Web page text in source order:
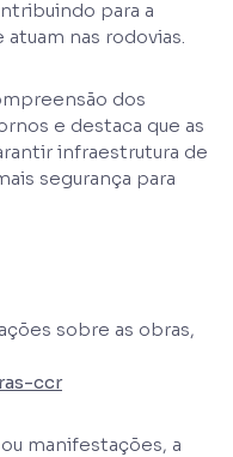
para a
nas rodovias.
dos
e destaca que as
infraestrutura de
segurança para
sobre as obras,
ccr
manifestações, a